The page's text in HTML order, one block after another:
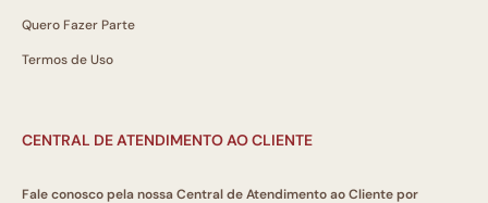
Quero Fazer Parte
Termos de Uso
CENTRAL DE ATENDIMENTO AO CLIENTE
Fale conosco pela nossa Central de Atendimento ao Cliente por